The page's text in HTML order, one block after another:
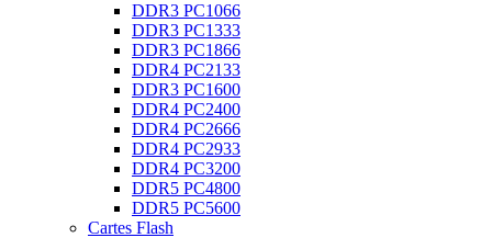
DDR3 PC1066
DDR3 PC1333
DDR3 PC1866
DDR4 PC2133
DDR3 PC1600
DDR4 PC2400
DDR4 PC2666
DDR4 PC2933
DDR4 PC3200
DDR5 PC4800
DDR5 PC5600
Cartes Flash